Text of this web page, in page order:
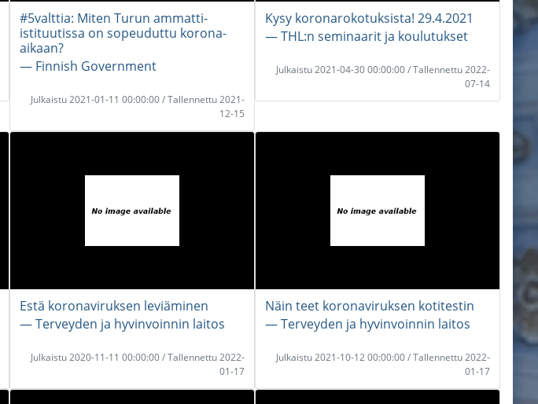
#5valttia: Miten Turun ammatti-
istituutissa on sopeuduttu korona-
aikaan?
― Finnish Government
Julkaistu 2021-01-11 00:00:00 / Tallennettu 2021-
12-15
Kysy koronarokotuksista! 29.4.2021
― THL:n seminaarit ja koulutukset
Julkaistu 2021-04-30 00:00:00 / Tallennettu 2022-
07-14
Estä koronaviruksen leviäminen
― Terveyden ja hyvinvoinnin laitos
Julkaistu 2020-11-11 00:00:00 / Tallennettu 2022-
01-17
Näin teet koronaviruksen kotitestin
― Terveyden ja hyvinvoinnin laitos
Julkaistu 2021-10-12 00:00:00 / Tallennettu 2022-
01-17